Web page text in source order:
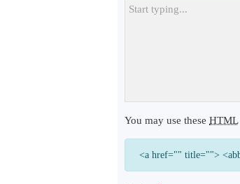
You may use these HTML
<a href="" title="">